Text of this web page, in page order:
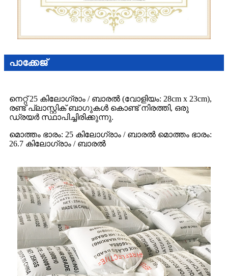
പാക്കേജ്
നെറ്റ് 25 കിലോഗ്രാം / ബാരൽ (വോളിയം: 28cm x 23cm),
രണ്ട് പ്ലാസ്റ്റിക് ബാഗുകൾ കൊണ്ട് നിരത്തി, ഒരു
ഡ്രയർ സ്ഥാപിച്ചിരിക്കുന്നു.
മൊത്തം ഭാരം: 25 കിലോഗ്രാം / ബാരൽ മൊത്തം ഭാരം:
26.7 കിലോഗ്രാം / ബാരൽ